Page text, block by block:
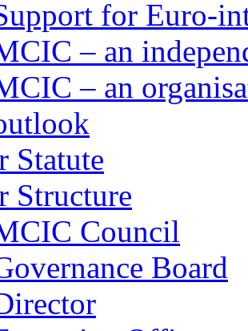
for Euro-
– an
– an
Statute
Structure
Council
Board